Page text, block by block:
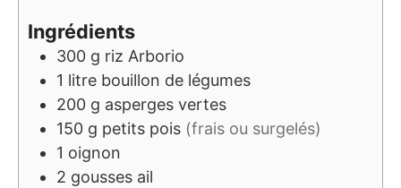
Ingrédients
300 g riz Arborio
1 litre bouillon de légumes
200 g asperges vertes
150 g petits pois (frais ou surgelés)
1 oignon
2 gousses ail